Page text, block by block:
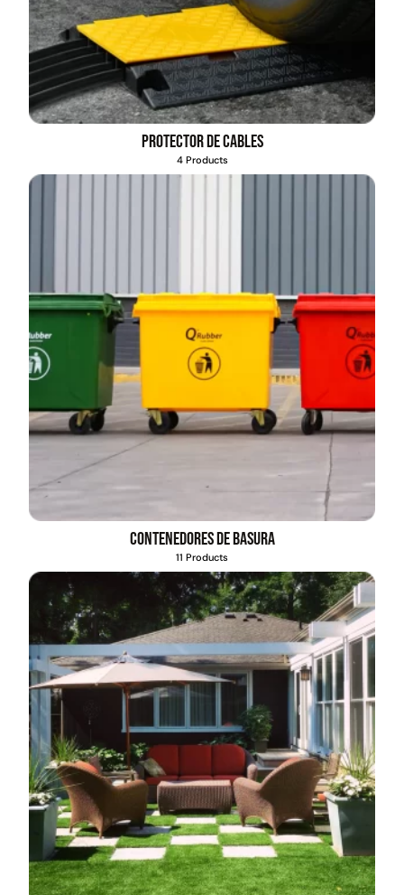
Protector de cables
4 Products
Contenedores de basura
11 Products